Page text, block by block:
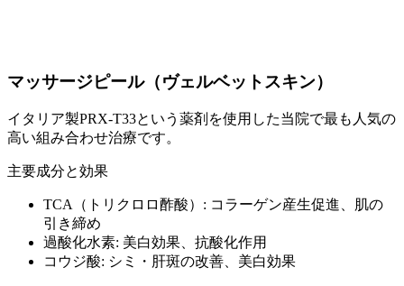
マッサージピール（ヴェルベットスキン）
イタリア製PRX-T33という薬剤を使用した当院で最も人気の
高い組み合わせ治療です。
主要成分と効果
TCA（トリクロロ酢酸）: コラーゲン産生促進、肌の
引き締め
過酸化水素: 美白効果、抗酸化作用
コウジ酸: シミ・肝斑の改善、美白効果